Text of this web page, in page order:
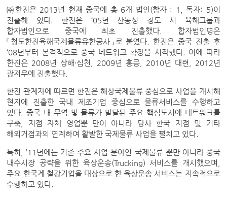
㈜한진은 2013년 현재 중국에 총 6개 법인(합자 : 1, 독자: 5)이
진출해 있다. 한진은 ‘05년 산동성 청도 시 육해그룹과
합자법인으로 중국에 최초 진출했다. 합자법인명은
「청도한진육해국제물류유한공사」로 붙였다. 한진은 중국 진출 후
‘08년부터 본격적으로 중국 네트워크 확장을 시작했다. 이에 따라
한진은 2008년 상해·심천, 2009년 홍콩, 2010년 대련, 2012년
광저우에 진출했다.
한진 관계자에 따르면 한진은 해상국제물류 중심으로 사업을 개시해
현지에 진출한 국내 제조기업 중심으로 물류서비스를 수행하고
있다. 중국 내 무역 및 물류가 발달된 주요 핵심도시에 네트워크를
구축, 지점 자체 영업뿐 만이 아니라 당사 한국 지점 및 기타
해외거점과의 연계하여 활발한 국제물류 사업을 펼치고 있다.
특히, ’11년에는 기존 주요 사업 분야인 국제물류 뿐만 아니라 중국
내수시장 공략을 위한 육상운송(Trucking) 서비스를 개시했으며,
주요 한국계 철강기업을 대상으로 한 육상운송 서비스는 지속적으로
수행하고 있다.